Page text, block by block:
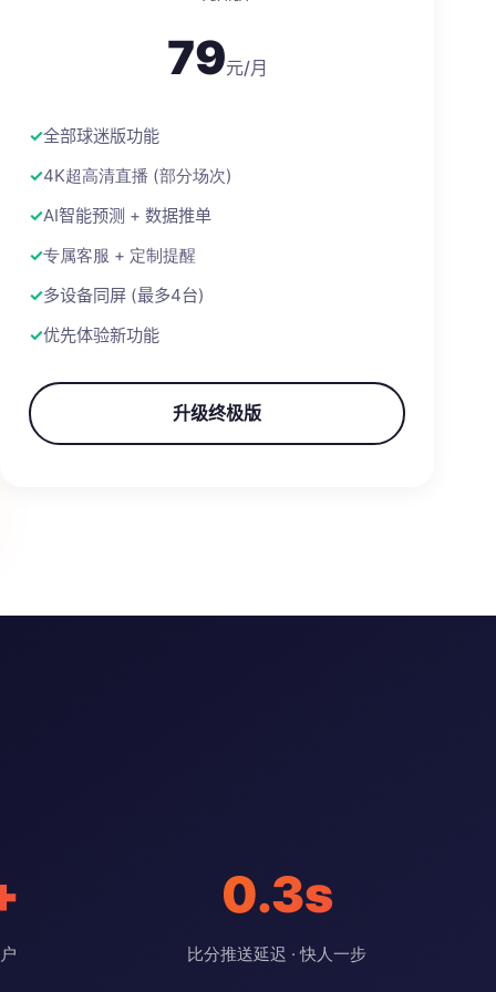
79元/月
全部球迷版功能
4K超高清直播 (部分场次)
AI智能预测 + 数据推单
专属客服 + 定制提醒
多设备同屏 (最多4台)
优先体验新功能
升级终极版
0.3s
比分推送延迟 · 快人一步